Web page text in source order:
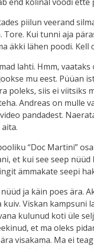
piilun veerand
Tore. Kui tunni aja
äkki lähen poodi. Kell
lahti. Hmm, vaataks
mu eest. Püüan
poleks, siis ei viitsiks
Andreas on mulle
pandadest.
“Doc Martini”
et kui see seep nüüd
ämmakate seepi
ja käin poes ära.
Viskan kampsuni
kulunud koti üle
et ma oleks
visakama. Ma ei